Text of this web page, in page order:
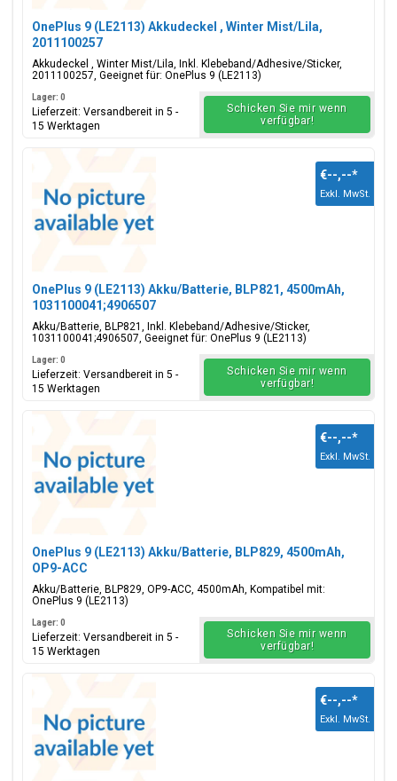
OnePlus 9 (LE2113) Akkudeckel , Winter Mist/Lila,
2011100257
Akkudeckel , Winter Mist/Lila, Inkl. Klebeband/Adhesive/Sticker,
2011100257, Geeignet für: OnePlus 9 (LE2113)
Lager: 0
Lieferzeit: Versandbereit in 5 -
15 Werktagen
Schicken Sie mir wenn
verfügbar!
OnePlus 9 (LE2113) Akku/Batterie, BLP821, 4500mAh,
1031100041;4906507
Akku/Batterie, BLP821, Inkl. Klebeband/Adhesive/Sticker,
1031100041;4906507, Geeignet für: OnePlus 9 (LE2113)
€--,--*
Exkl. MwSt.
Lager: 0
Lieferzeit: Versandbereit in 5 -
15 Werktagen
Schicken Sie mir wenn
verfügbar!
OnePlus 9 (LE2113) Akku/Batterie, BLP829, 4500mAh,
OP9-ACC
Akku/Batterie, BLP829, OP9-ACC, 4500mAh, Kompatibel mit:
OnePlus 9 (LE2113)
€--,--*
Exkl. MwSt.
Lager: 0
Lieferzeit: Versandbereit in 5 -
15 Werktagen
Schicken Sie mir wenn
verfügbar!
€--,--*
Exkl. MwSt.